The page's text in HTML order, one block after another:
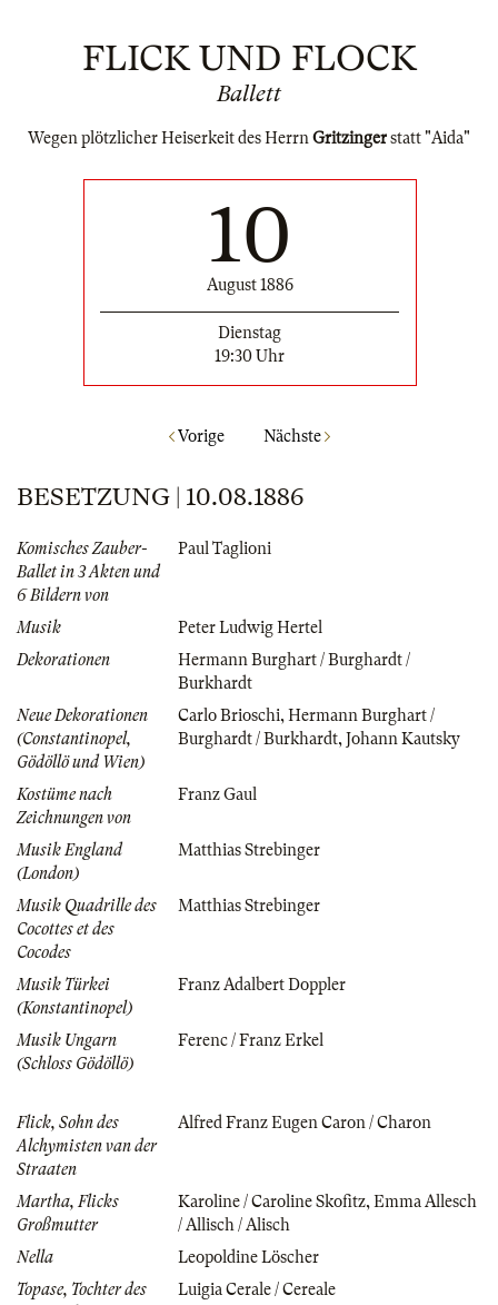
FLICK UND FLOCK
Ballett
Wegen plötzlicher Heiserkeit des HerrnGritzingerstatt "Aida"
10
August 1886
Dienstag
19:30 Uhr
Vorige Nächste
BESETZUNG | 10.08.1886
Komisches Zauber-
Ballet in 3 Akten und
6 Bildern von
Paul Taglioni
Musik
Peter Ludwig Hertel
Dekorationen
Hermann Burghart / Burghardt /
Burkhardt
Neue Dekorationen
(Constantinopel,
Gödöllö und Wien)
Carlo Brioschi, Hermann Burghart /
Burghardt / Burkhardt, Johann Kautsky
Kostüme nach
Zeichnungen von
Franz Gaul
Musik England
(London)
Matthias Strebinger
Musik Quadrille des
Cocottes et des
Cocodes
Matthias Strebinger
Musik Türkei
(Konstantinopel)
Franz Adalbert Doppler
Musik Ungarn
(Schloss Gödöllö)
Ferenc / Franz Erkel
Flick, Sohn des
Alchymisten van der
Straaten
Alfred Franz Eugen Caron / Charon
Martha, Flicks
Großmutter
Karoline / Caroline Skofitz, Emma Allesch
/ Allisch / Alisch
Nella
Leopoldine Löscher
Topase, Tochter des
Luigia Cerale / Cereale